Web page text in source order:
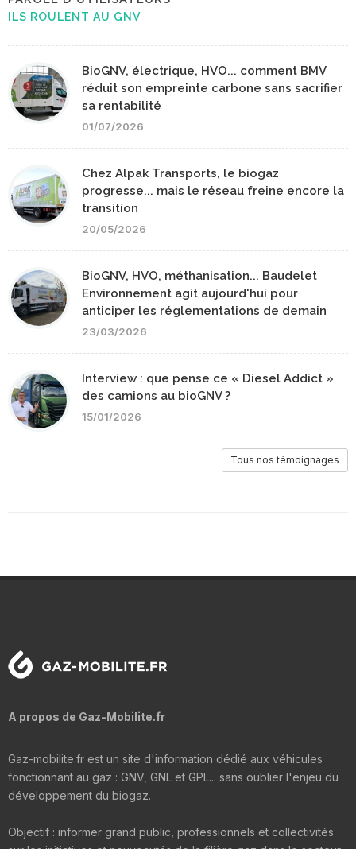
ILS ROULENT AU GNV
BioGNV, électrique, HVO... comment BMV
réduit son empreinte carbone sans sacrifier
sa rentabilité
01/07/2026
Chez Alpak Transports, le biogaz
progresse... mais le réseau freine encore la
transition
20/05/2026
BioGNV, HVO, méthanisation... Baudelet
Environnement agit aujourd'hui pour
anticiper les réglementations de demain
23/03/2026
Interview : que pense ce « Diesel Addict »
des camions au bioGNV ?
15/01/2026
Tous nos témoignages
A propos de Gaz-Mobilite.fr
Gaz-mobilite.fr est un site d'information dédié aux véhicules
fonctionnant au gaz : GNV, GNL et GPL... sans oublier l'enjeu du
développement du biogaz.
Objectif : informer grand public, professionnels et collectivités